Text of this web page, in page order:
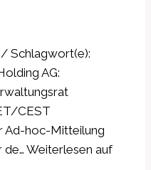
Schlagwort(e):
AG:
CEST
Ad-hoc-Mitteilung
de… Weiterlesen auf